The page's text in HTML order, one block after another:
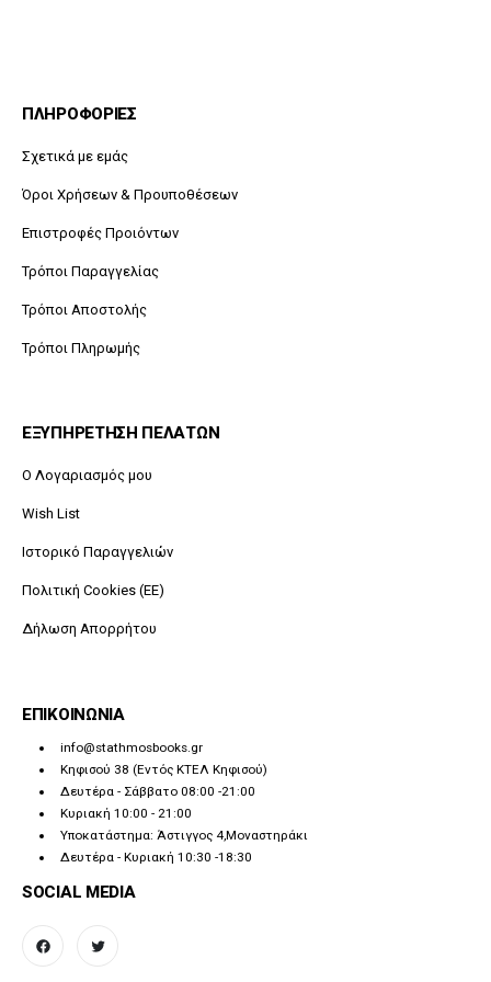
ΠΛΗΡΟΦΟΡΙΕΣ
Σχετικά με εμάς
Όροι Χρήσεων & Προυποθέσεων
Επιστροφές Προιόντων
Τρόποι Παραγγελίας
Τρόποι Αποστολής
Τρόποι Πληρωμής
ΕΞΥΠΗΡΕΤΗΣΗ ΠΕΛΑΤΩΝ
O Λογαριασμός μου
Wish List
Ιστορικό Παραγγελιών
Πολιτική Cookies (ΕΕ)
Δήλωση Απορρήτου
ΕΠΙΚΟΙΝΩΝΙΑ
info@stathmosbooks.gr
Κηφισού 38 (Εντός ΚΤΕΛ Κηφισού)
Δευτέρα - Σάββατο 08:00 -21:00
Κυριακή 10:00 - 21:00
Υποκατάστημα: Άστιγγος 4,Μοναστηράκι
Δευτέρα - Κυριακή 10:30 -18:30
SOCIAL MEDIA
facebook twitter